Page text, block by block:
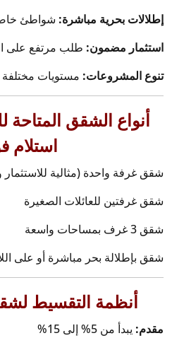
إطلالات بحرية مباشرة: شواطئ
استثمار مضمون: طلب مرتفع على
تنوع المشروعات: مستويات مختلفة
أنواع الشقق المتاحة
استلام
شقق غرفة واحدة (مثالية للاستثمار
شقق غرفتين للعائلات الصغيرة
شقق 3 غرف بمساحات واسعة
شقق بإطلالة بحر مباشرة أو على
أنظمة التقسيط
مقدم: يبدأ من 5% إلى 15%